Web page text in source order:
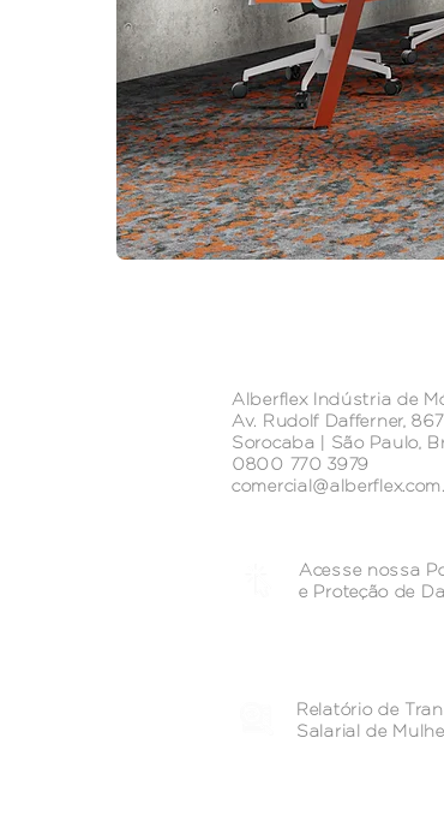
Alberflex Indústria de
Av. Rudolf Dafferner,
Sorocaba | São Paulo,
0800 770 3979
Acesse nossa
e Proteção de
Relatório de
Salarial de